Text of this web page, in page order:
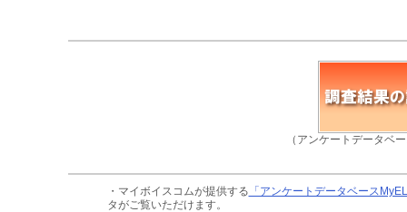
（アンケートデータベ
・マイボイスコムが提供する 「アンケートデータベース
タがご覧いただけます。